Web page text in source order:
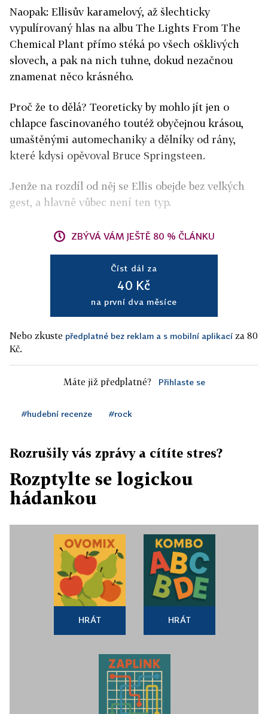
Naopak: Ellisův karamelový, až šlechticky
vypulírovaný hlas na albu The Lights From The
Chemical Plant přímo stéká po všech ošklivých
slovech, a pak na nich tuhne, dokud nezačnou
znamenat něco krásného.
Proč že to dělá? Teoreticky by mohlo jít jen o
chlapce fascinovaného toutéž obyčejnou krásou,
umaštěnými automechaniky a dělníky od rány,
které kdysi opěvoval Bruce Springsteen.
Jenže na rozdíl od něj se Ellis obejde bez velkých
gest, a hlavně vůbec není ten typ.
ZBÝVÁ VÁM JEŠTĚ 80 % ČLÁNKU
Číst dál za
40 Kč
na první dva měsíce
Nebo zkuste předplatné bez reklam a s mobilní aplikací za 80
Kč.
Máte již předplatné? Přihlaste se
#hudební recenze #rock
Rozrušily vás zprávy a cítíte stres?
Rozptylte se logickou
hádankou
HRÁT HRÁT